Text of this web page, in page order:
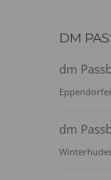
DM
dm
dm